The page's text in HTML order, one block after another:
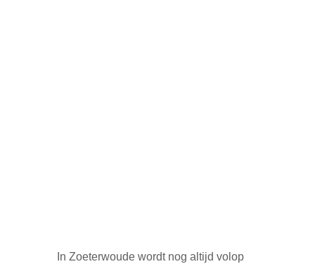
In Zoeterwoude wordt nog altijd volop